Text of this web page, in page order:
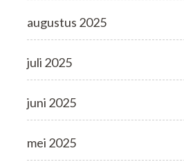
augustus 2025
juli 2025
juni 2025
mei 2025